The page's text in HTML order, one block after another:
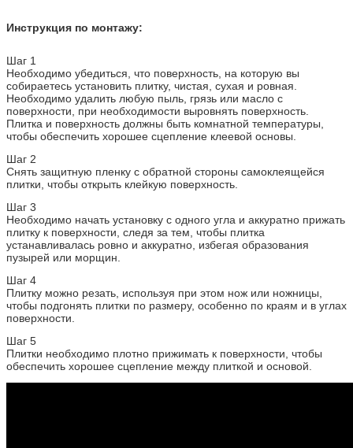
Инструкция по монтажу:
Шаг 1
Необходимо убедиться, что поверхность, на которую вы
собираетесь установить плитку, чистая, сухая и ровная.
Необходимо удалить любую пыль, грязь или масло с
поверхности, при необходимости выровнять поверхность.
Плитка и поверхность должны быть комнатной температуры,
чтобы обеспечить хорошее сцепление клеевой основы.
Шаг 2
Снять защитную пленку с обратной стороны самоклеящейся
плитки, чтобы открыть клейкую поверхность.
Шаг 3
Необходимо начать установку с одного угла и аккуратно прижать
плитку к поверхности, следя за тем, чтобы плитка
устанавливалась ровно и аккуратно, избегая образования
пузырей или морщин.
Шаг 4
Плитку можно резать, используя при этом нож или ножницы,
чтобы подгонять плитки по размеру, особенно по краям и в углах
поверхности.
Шаг 5
Плитки необходимо плотно прижимать к поверхности, чтобы
обеспечить хорошее сцепление между плиткой и основой.